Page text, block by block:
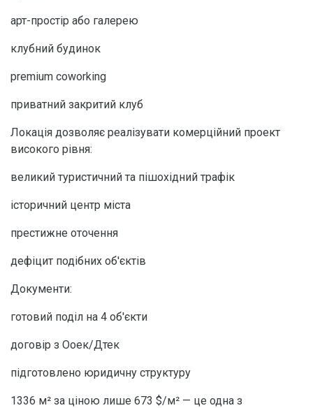
арт-простір або галерею
клубний будинок
premium coworking
приватний закритий клуб
Локація дозволяє реалізувати комерційний проект
високого рівня:
великий туристичний та пішохідний трафік
історичний центр міста
престижне оточення
дефіцит подібних об'єктів
Документи:
готовий поділ на 4 об'єкти
договір з Ооек/Дтек
підготовлено юридичну структуру
1336 м² за ціною лише 673 $/м² — це одна з